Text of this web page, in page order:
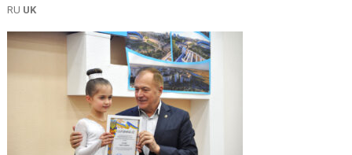
RU UK